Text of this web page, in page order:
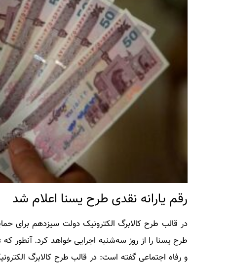
رقم یارانه نقدی طرح یسنا اعلام شد
در قالب طرح کالابرگ الکترونیک دولت سیزدهم برای
طرح یسنا را از روز سه‌شنبه اجرایی خواهد کرد. آنطور که